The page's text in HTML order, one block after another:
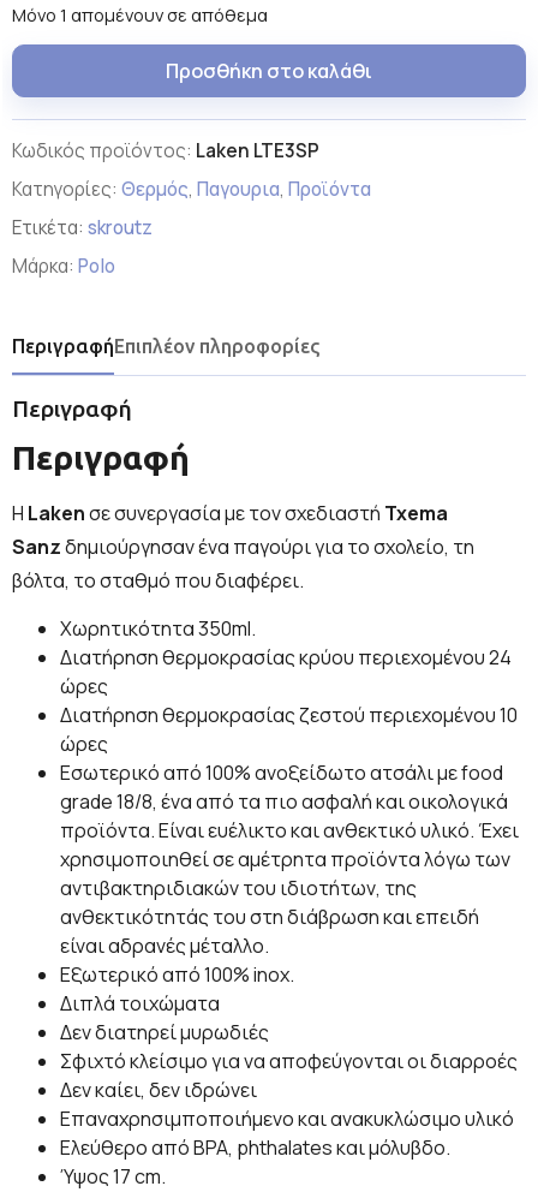
Μόνο 1 απομένουν σε απόθεμα
Προσθήκη στο καλάθι
Κωδικός προϊόντος: Laken LTE3SP
Κατηγορίες: Θερμός, Παγουρια, Προϊόντα
Ετικέτα: skroutz
Μάρκα: Polo
ΠεριγραφήΕπιπλέον πληροφορίες
Περιγραφή
Περιγραφή
Η Lakenσε συνεργασία με τον σχεδιαστή Txema
Sanzδημιούργησαν ένα παγούρι για το σχολείο, τη
βόλτα, το σταθμό που διαφέρει.
Χωρητικότητα 350ml.
Διατήρηση θερμοκρασίας κρύου περιεχομένου 24
ώρες
Διατήρηση θερμοκρασίας ζεστού περιεχομένου 10
ώρες
Εσωτερικό από 100% ανοξείδωτο ατσάλι με food
grade 18/8, ένα από τα πιο ασφαλή και οικολογικά
προϊόντα. Είναι ευέλικτο και ανθεκτικό υλικό. Έχει
χρησιμοποιηθεί σε αμέτρητα προϊόντα λόγω των
αντιβακτηριδιακών του ιδιοτήτων, της
ανθεκτικότητάς του στη διάβρωση και επειδή
είναι αδρανές μέταλλο.
Εξωτερικό από 100% inox.
Διπλά τοιχώματα
Δεν διατηρεί μυρωδιές
Σφιχτό κλείσιμο για να αποφεύγονται οι διαρροές
Δεν καίει, δεν ιδρώνει
Επαναχρησιμποποιήμενο και ανακυκλώσιμο υλικό
Ελεύθερο από BPA, phthalates και μόλυβδο.
Ύψος 17 cm.